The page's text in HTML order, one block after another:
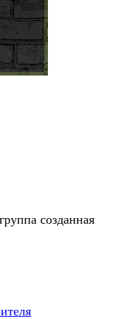
созданная